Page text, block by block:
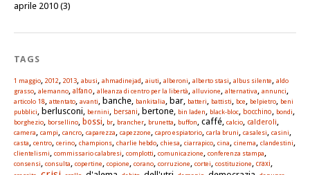
aprile 2010 (3)
TAGS
1 maggio, 2012, 2013, abusi, ahmadinejad, aiuti, alberoni, alberto stasi, albus silente, aldo
grasso, alemanno, alfano, alleanza di centro per la libertà, alluvione, alternativa, annunci,
articolo 18, attentato, avanti, banche, bankitalia, bar, batteri, battisti, bce, belpietro, beni
pubblici, berlusconi, bernini, bersani, bertone, bin laden, black-bloc, bocchino, bondi,
borghezio, borsellino, bossi, br, brancher, brunetta, buffon, caffé, calcio, calderoli,
camera, campi, cancro, caparezza, capezzone, capro espiatorio, carla bruni, casalesi, casini,
casta, centro, cerino, champions, charlie hebdo, chiesa, ciarrapico, cina, cinema, clandestini,
clientelismi, commissario calabresi, complotti, comunicazione, conferenza stampa,
consensi, consulta, copertine, copione, corano, corruzione, cortei, costituzione, craxi,